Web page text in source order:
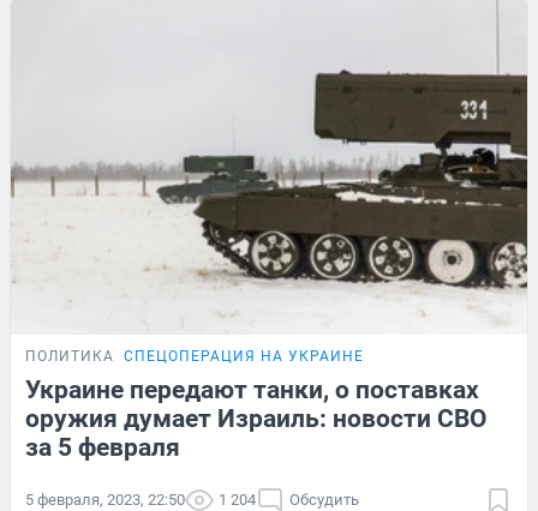
ПОЛИТИКА СПЕЦОПЕРАЦИЯ НА УКРАИНЕ
Украине передают танки, о поставках
оружия думает Израиль: новости СВО
за 5 февраля
5 февраля, 2023, 22:50 1 204 Обсудить